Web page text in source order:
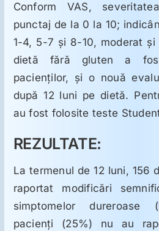
Conform VAS,
punctaj de la 0 la 10;
1-4, 5-7 şi 8-10, moderat
dietă fără gluten a
pacienţilor, şi o nouă
după 12 luni pe dietă.
au fost folosite teste
REZULTATE:
La termenul de 12 luni, 156
raportat modificări
simptomelor dureroase
pacienţi (25%) nu au